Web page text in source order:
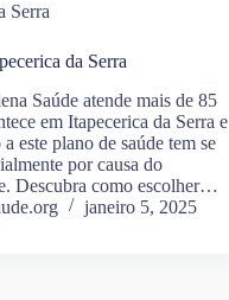
Serra
da Serra
Saúde atende mais de 85
em Itapecerica da Serra e
este plano de saúde tem se
por causa do
Descubra como escolher…
janeiro 5, 2025